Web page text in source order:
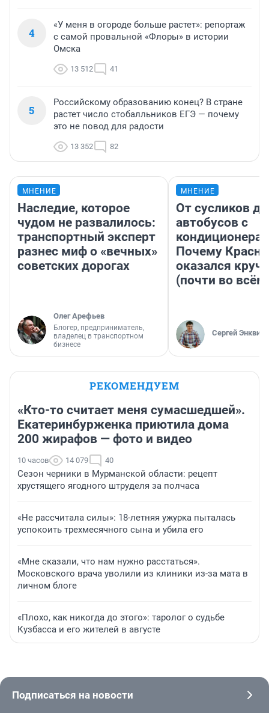
4
«У меня в огороде больше растет»: репортаж
с самой провальной «Флоры» в истории
Омска
13 512 41
5
Российскому образованию конец? В стране
растет число стобалльников ЕГЭ — почему
это не повод для радости
13 352 82
МНЕНИЕ
Наследие, которое
чудом не развалилось:
транспортный эксперт
разнес миф о «вечных»
советских дорогах
Олег Арефьев
Блогер, предприниматель,
владелец в транспортном
бизнесе
МНЕНИЕ
От сусликов до
автобусов с
Почему
оказался
(почти во
Сергей Энквист
РЕКОМЕНДУЕМ
«Кто-то считает меня сумасшедшей».
Екатеринбурженка приютила дома
200 жирафов — фото и видео
10 часов 14 079 40
Сезон черники в Мурманской области: рецепт
хрустящего ягодного штруделя за полчаса
«Не рассчитала силы»: 18-летняя ужурка пыталась
успокоить трехмесячного сына и убила его
«Мне сказали, что нам нужно расстаться».
Московского врача уволили из клиники из-за мата в
личном блоге
«Плохо, как никогда до этого»: таролог о судьбе
Кузбасса и его жителей в августе
Подписаться на новости